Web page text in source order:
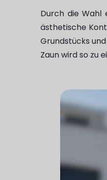
Durch die Wahl
ästhetische
Grundstücks
Zaun wird so zu